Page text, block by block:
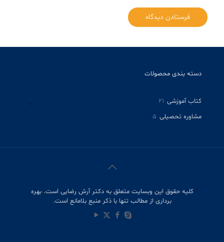
دسته بندی محصولات
کتاب آموزشی 21
مشاوره تحصیلی 5
5
کلیه حقوق این وبسایت متعلق به دکتر آرش رضایی است. بهره
برداری از مطالب تنها با ذکر منبع بلامانع است.